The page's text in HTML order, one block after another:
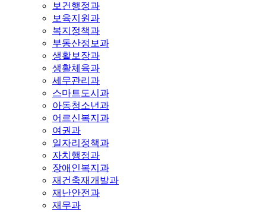
보건행정과
보육지원과
복지정책과
부동산정보과
생활보장과
생활체육과
세무관리과
스마트도시과
아동청소년과
어르신복지과
여권과
일자리정책과
자치행정과
장애인복지과
재건축재개발과
재난안전과
재무과